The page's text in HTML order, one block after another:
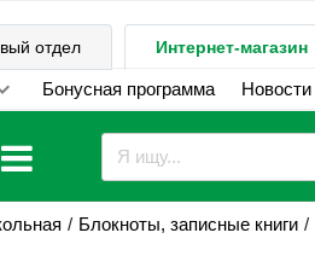
отдел Интернет-магазин
Бонусная программа Новости
Блокноты, записные книги